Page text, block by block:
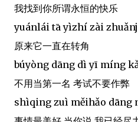
我找到你所谓永恒的快乐
yuánlái tā yìzhí zài
原来它一直在转角
búyòng dāng dì yī míng
不用当第一名 考试不要作弊
shìqing zuì měihǎo